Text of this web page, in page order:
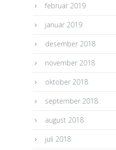
februar 2019
januar 2019
desember 2018
november 2018
oktober 2018
september 2018
august 2018
juli 2018